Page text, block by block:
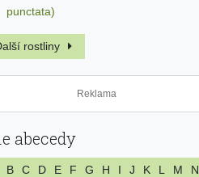
punctata)
rostliny
abecedy
B C D E F G H I J K L M
N